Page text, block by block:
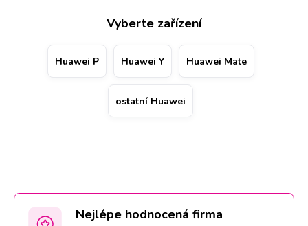
přednostního obsloužení, doporučujeme rezervovat si
konkrétní pobočku. Eventuálně k vám ale můžeme zdarma
Vyberte zařízení
Huawei P Huawei Y Huawei Mate
ostatní Huawei
Nejlépe hodnocená firma